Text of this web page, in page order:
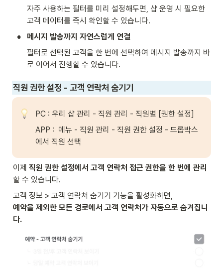
자주 사용하는 필터를 미리 설정해두면, 샵 운영 시 필요한
고객 데이터를 즉시 확인할 수 있습니다.
•
메시지 발송까지 자연스럽게 연결
필터로 선택된 고객을 한 번에 선택하여 메시지 발송까지 바
로 이어서 진행할 수 있습니다.
직원 권한 설정 - 고객 연락처 숨기기
PC : 우리 샵 관리 - 직원 관리 - 직원별 [권한 설정]
APP :  메뉴 - 직원 관리 - 직원 권한 설정 - 드롭박스
에서 직원 선택
이제 직원 권한 설정에서 고객 연락처 접근 권한을 한 번에 관리
할 수 있습니다.
예약을 제외한 모든 경로에서 고객 연락처가 자동으로 숨겨집니
다.